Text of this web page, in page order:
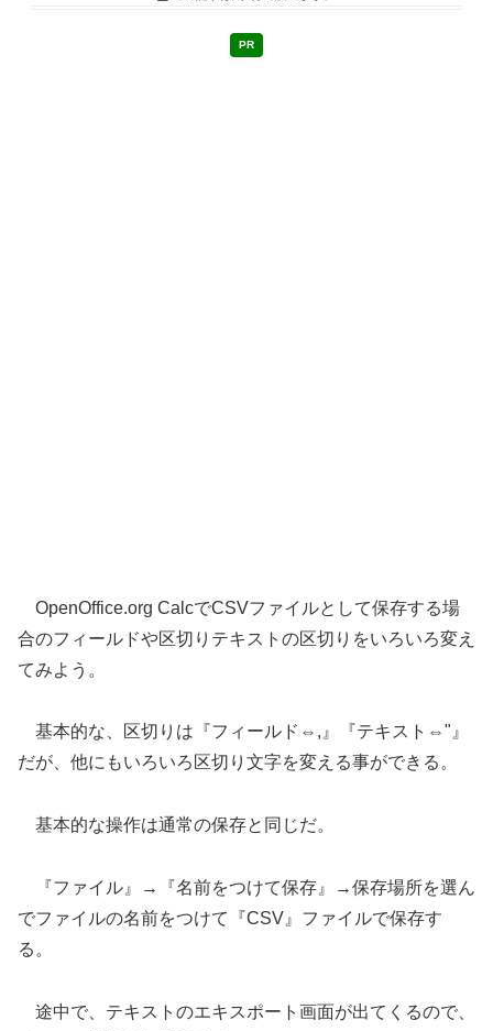
PR
OpenOffice.org CalcでCSVファイルとして保存する場
合のフィールドや区切りテキストの区切りをいろいろ変え
てみよう。
基本的な、区切りは『フィールド⇔,』『テキスト⇔"』
だが、他にもいろいろ区切り文字を変える事ができる。
基本的な操作は通常の保存と同じだ。
『ファイル』→『名前をつけて保存』→保存場所を選ん
でファイルの名前をつけて『CSV』ファイルで保存す
る。
途中で、テキストのエキスポート画面が出てくるので、